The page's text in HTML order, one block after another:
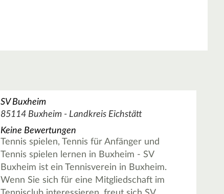
SV Buxheim
85114 Buxheim - Landkreis Eichstätt
Keine Bewertungen
Tennis spielen, Tennis für Anfänger und
Tennis spielen lernen in Buxheim - SV
Buxheim ist ein Tennisverein in Buxheim.
Wenn Sie sich für eine Mitgliedschaft im